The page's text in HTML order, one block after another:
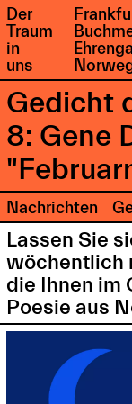
Der
Traum
in
uns
Gedicht
8: Gene
Nachrichten
Lassen Sie
wöchentlich
die Ihnen im
Poesie aus